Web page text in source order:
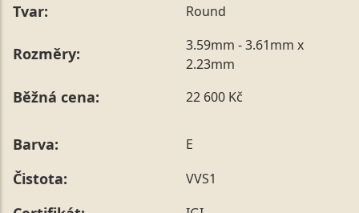
Tvar: Round
Rozměry:
3.59mm - 3.61mm x
2.23mm
Běžná cena: 22 600 Kč
Barva: E
Čistota: VVS1